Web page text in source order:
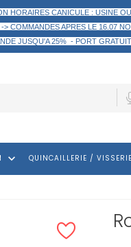
HORAIRES CANICULE : USINE
COMMANDES APRES LE 16.07
JUSQU'A 25% - PORT
keyboard_arrow_down QUINCAILLERIE / VISSERIE